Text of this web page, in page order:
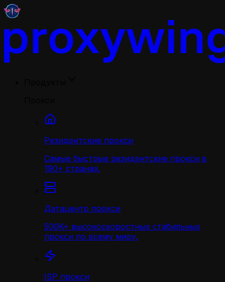
Резидентские прокси
Самые быстрые резидентские прокси в
190+ странах.
Датацентр прокси
500K+ высокоскоростных стабильных
прокси по всему миру.
ISP прокси